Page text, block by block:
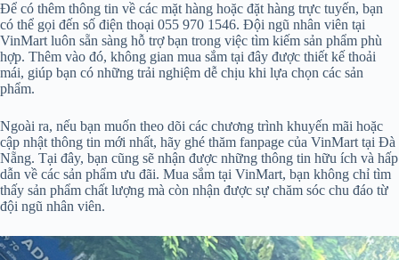
Để có thêm thông tin về các mặt hàng hoặc đặt hàng trực tuyến, bạn
có thể gọi đến số điện thoại 055 970 1546. Đội ngũ nhân viên tại
VinMart luôn sẵn sàng hỗ trợ bạn trong việc tìm kiếm sản phẩm phù
hợp. Thêm vào đó, không gian mua sắm tại đây được thiết kế thoải
mái, giúp bạn có những trải nghiệm dễ chịu khi lựa chọn các sản
phẩm.
Ngoài ra, nếu bạn muốn theo dõi các chương trình khuyến mãi hoặc
cập nhật thông tin mới nhất, hãy ghé thăm fanpage của VinMart tại Đà
Nẵng. Tại đây, bạn cũng sẽ nhận được những thông tin hữu ích và hấp
dẫn về các sản phẩm ưu đãi. Mua sắm tại VinMart, bạn không chỉ tìm
thấy sản phẩm chất lượng mà còn nhận được sự chăm sóc chu đáo từ
đội ngũ nhân viên.